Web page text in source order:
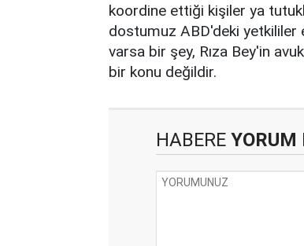
koordine ettiği kişiler ya
dostumuz ABD'deki yetkililer
varsa bir şey, Rıza Bey'in
bir konu değildir.
HABERE YORUM